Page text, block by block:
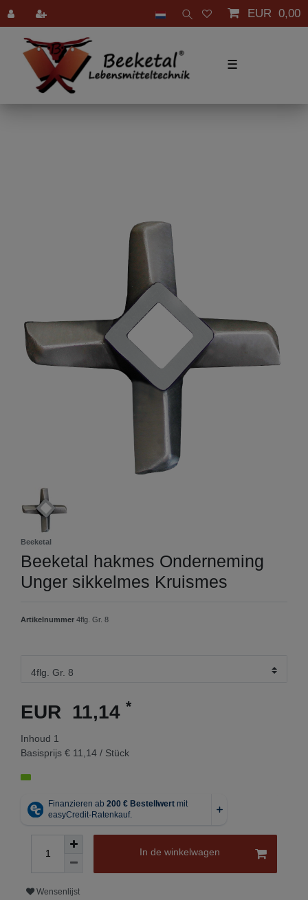
EUR 0,00
☰
Beeketal
Beeketal hakmes Onderneming
Unger sikkelmes Kruismes
Artikelnummer 4flg. Gr. 8
EUR 11,14 *
Inhoud 1
Basisprijs € 11,14 / Stück
In de winkelwagen
Wensenlijst